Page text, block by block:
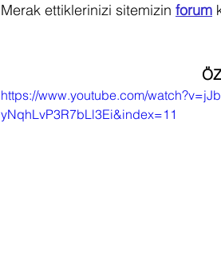
Merak ettiklerinizi sitemizin forum
https://www.youtube.com/
yNqhLvP3R7bLl3Ei&index=11